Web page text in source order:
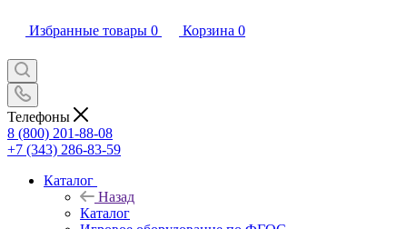
Избранные товары 0 Корзина 0
Телефоны
8 (800) 201-88-08
+7 (343) 286-83-59
Каталог
Назад
Каталог